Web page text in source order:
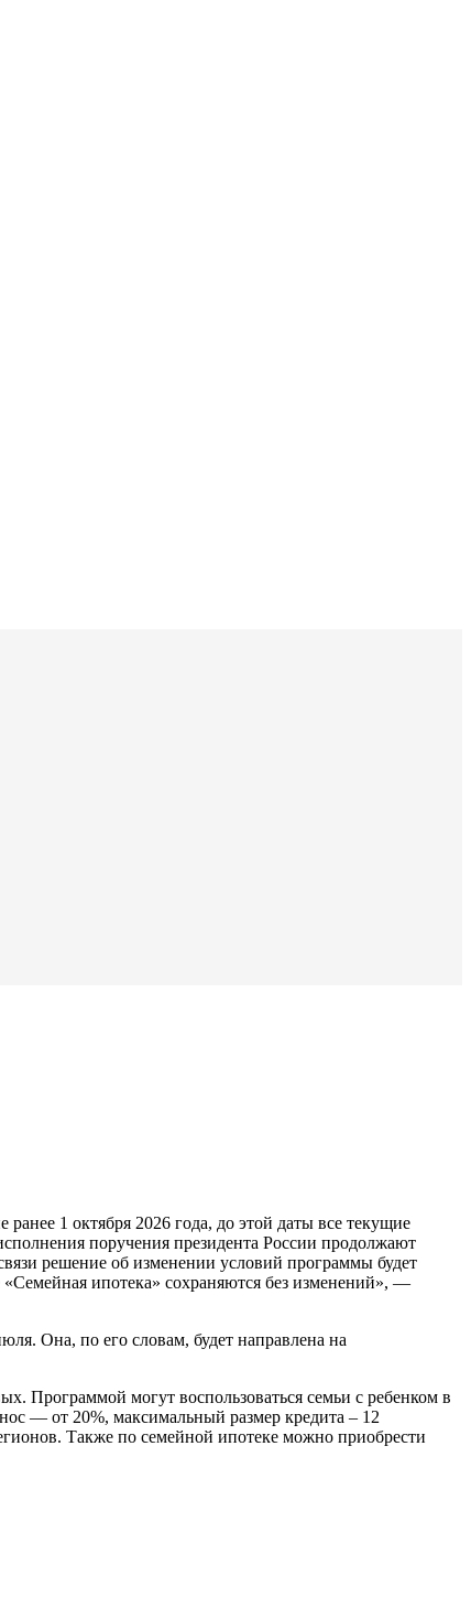
1 октября 2026 года, до этой даты все текущие
поручения президента России продолжают
решение об изменении условий программы будет
«Семейная ипотека» сохраняются без изменений», —
Она, по его словам, будет направлена на
Программой могут воспользоваться семьи с ребенком в
— от 20%, максимальный размер кредита – 12
Также по семейной ипотеке можно приобрести